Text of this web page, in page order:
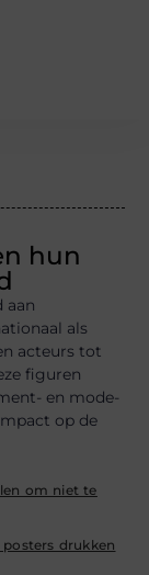
hun
aan
als
acteurs tot
figuren
en mode-
op de
om niet te
posters drukken